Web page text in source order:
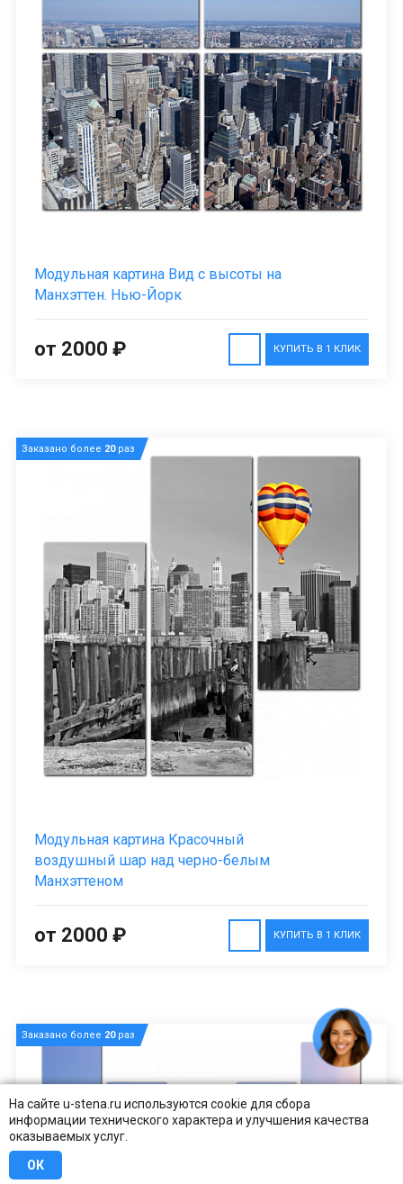
На сайте u-stena.ru используются cookie для сбора
информации технического характера и улучшения качества
оказываемых услуг.
ОК
Модульная картина Вид с высоты на
Манхэттен. Нью-Йорк
КУПИТЬ В 1 КЛИК
от 2000 ₽
Заказано более 20раз
Модульная картина Красочный
воздушный шар над черно-белым
Манхэттеном
КУПИТЬ В 1 КЛИК
от 2000 ₽
Заказано более 20раз